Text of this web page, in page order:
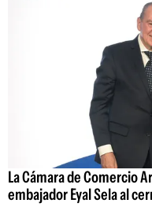
La Cámara de Comercio
embajador Eyal Sela al